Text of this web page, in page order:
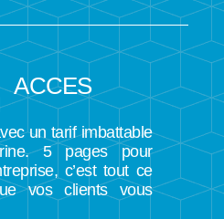
ACCES
un tarif imbattable
5 pages pour
c’est tout ce
vos clients vous